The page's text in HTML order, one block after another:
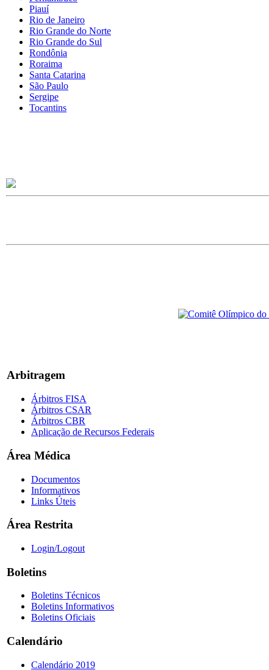
Piauí
Rio de Janeiro
Rio Grande do Norte
Rio Grande do Sul
Rondônia
Roraima
Santa Catarina
São Paulo
Sergipe
Tocantins
Arbitragem
Árbitros FISA
Árbitros CSAR
Árbitros CBR
Aplicação de Recursos Federais
Área Médica
Documentos
Informativos
Links Úteis
Área Restrita
Login/Logout
Boletins
Boletins Técnicos
Boletins Informativos
Boletins Oficiais
Calendário
Calendário 2019